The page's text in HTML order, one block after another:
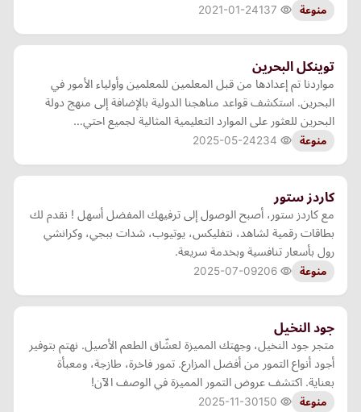
منوعة 2021-01-24
توينكل البحرين
مواردنا تم إعدادها من قبل المعلمين للمعلمين وأولياء الأمور في
البحرين. استكشف قواعد مناهجنا الدولية بالإضافة إلى منهج دولة
البحرين للعثور على الموارد التعليمية المثالية لجميع احتي…
منوعة 2025-05-24
كاردز ستور
مع كاردز ستور، أصبح الوصول إلى ترفيهك المفضل أسهل ! نقدم لك
بطاقات رقمية لشاهد، نتفليكس، يوتيوب، شدات ببجي، وكرانشي
رول بأسعار تنافسية وبخدمة سريعة.
منوعة 2025-07-09
جود النخيل
متجر جود النخيل، وجهتك المميزة لعشّاق الطعم الأصيل. نهتم بتوفير
أجود أنواع التمور من أفضل المزارع. تمور فاخرة، طازجة، ومعبأة
بعناية. اكتشف عروض التمور المميزة في الوصف الآن!
منوعة 2025-11-30